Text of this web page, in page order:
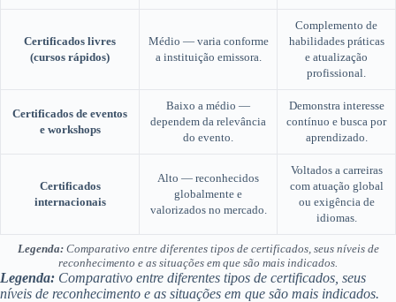
Certificados livres
(cursos rápidos)
Médio — varia conforme
a instituição emissora.
Complemento de
habilidades práticas
e atualização
profissional.
Certificados de eventos
e workshops
Baixo a médio —
dependem da relevância
do evento.
Demonstra interesse
contínuo e busca por
aprendizado.
Certificados
internacionais
Alto — reconhecidos
globalmente e
valorizados no mercado.
Voltados a carreiras
com atuação global
ou exigência de
idiomas.
Legenda:Comparativo entre diferentes tipos de certificados, seus níveis de
reconhecimento e as situações em que são mais indicados.
Legenda: Comparativo entre diferentes tipos de certificados, seus
níveis de reconhecimento e as situações em que são mais indicados.